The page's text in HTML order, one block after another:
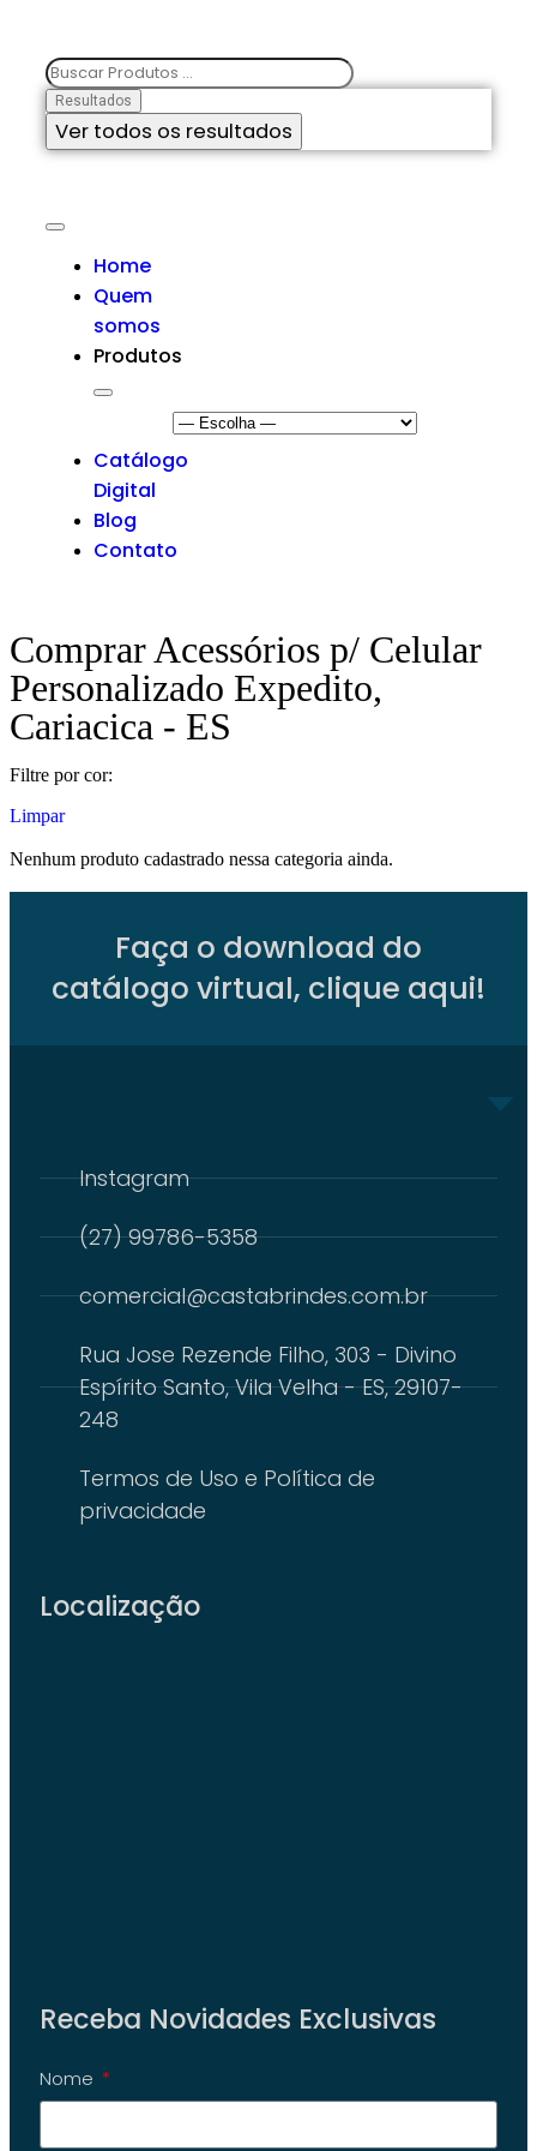
Resultados
Ver todos os resultados
Home
Quem
somos
Produtos
Catálogo
Digital
Blog
Contato
Comprar Acessórios p/ Celular
Personalizado Expedito,
Cariacica - ES
Filtre por cor:
Limpar
Nenhum produto cadastrado nessa categoria ainda.
Faça o download do
catálogo virtual, clique aqui!
Instagram
(27) 99786-5358
comercial@castabrindes.com.br
Rua Jose Rezende Filho, 303 - Divino
Espírito Santo, Vila Velha - ES, 29107-
248
Termos de Uso e Política de
privacidade
Localização
Receba Novidades Exclusivas
Nome